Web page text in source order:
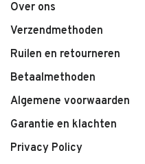
• Comfortabele pasvorm
• Ideaal voor warme dagen
Over ons
Verzendmethoden
Ruilen en retourneren
Betaalmethoden
Algemene voorwaarden
Garantie en klachten
Privacy Policy